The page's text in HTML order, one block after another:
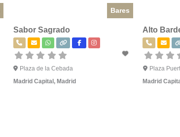
Bares
Sabor Sagrado
Plaza de la Cebada
Madrid Capital, Madrid
Alto
Plaza
Madrid